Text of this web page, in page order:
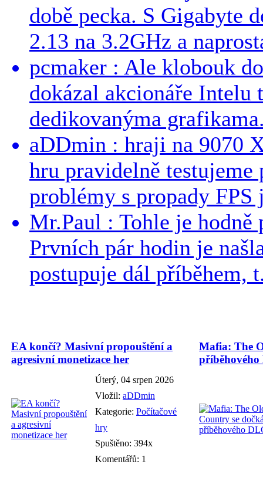
době pecka. S Gigabyte
2.13 na 3.2GHz a
pcmaker : Ale klobouk
dokázal akcionáře Intelu
dedikovanýma
aDDmin : hraji na 9070
hru pravidelně testujeme
problémy s propady FPS
Mr.Paul : Tohle je hodně
Prvních pár hodin je
postupuje dál příběhem,
EA končí? Masivní propouštění a
agresivní monetizace her
Úterý, 04 srpen 2026
Vložil: aDDmin
Kategorie: Počítačové
hry
Spuštěno: 394x
Komentářů: 1
Mafia: The